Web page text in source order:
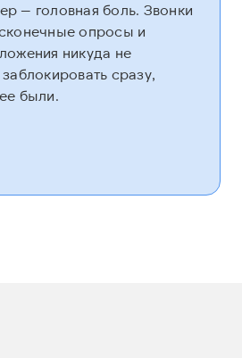
— головная боль. Звонки
опросы и
никуда не
сразу,
были.